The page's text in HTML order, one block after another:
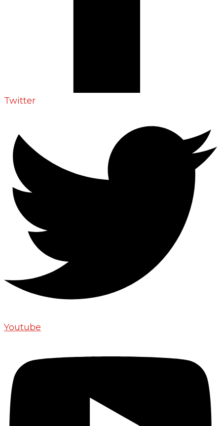
Twitter
Youtube